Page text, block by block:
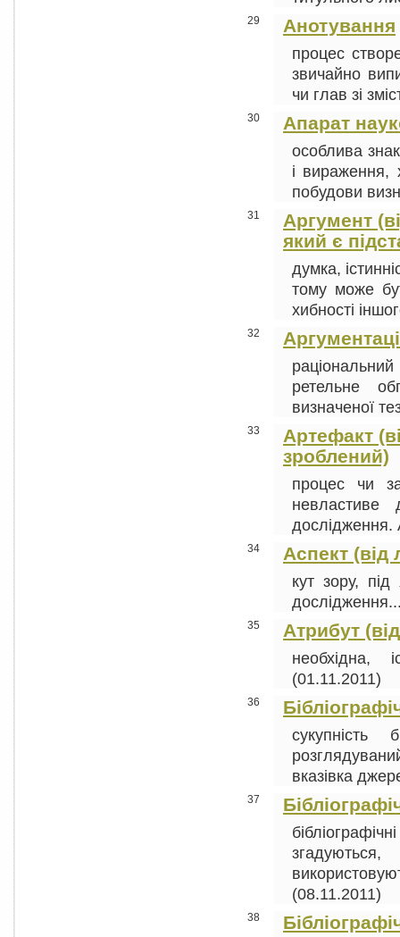
29 Анотування
процес
звичайно
чи глав зі
30 Апарат
особлива
і вираження,
побудови
31
Аргумент
який є
думка,
тому може
хибності
32
ретельне
визначеної
33
Артефакт
зроблений)
процес чи
дослідження.
34 Аспект (від
кут зору,
35 Атрибут
необхідна,
(01.11.2011)
36
сукупність
вказівка
37
(08.11.2011)
38